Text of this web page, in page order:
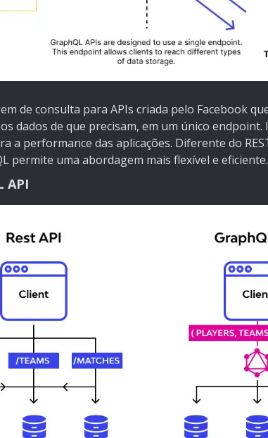
de consulta para APIs criada pelo Facebook
dados de que precisam, em um único endpoint.
a performance das aplicações. Diferente do
permite uma abordagem mais flexível e eficiente.
API